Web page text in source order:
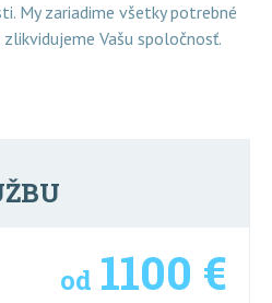
My zariadime všetky potrebné
Vašu spoločnosť.
od 1100 €